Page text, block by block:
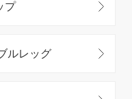
プ
ルレッグ